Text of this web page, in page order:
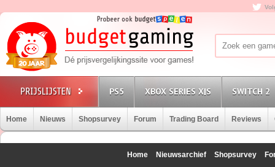
PS5 XBOX SERIES X|S SWITCH 2
Home Nieuws Shopsurvey Forum Trading Board Reviews
Home Nieuwsarchief Shopsurvey